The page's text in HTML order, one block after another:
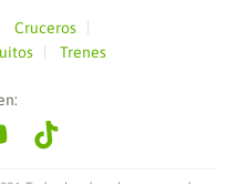
Cruceros
Trenes
YouTube